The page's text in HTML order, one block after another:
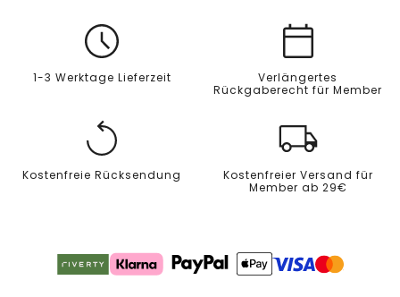
1-3 Werktage Lieferzeit
Verlängertes
Rückgaberecht für Member
Kostenfreie Rücksendung
Kostenfreier Versand für
Member ab 29€